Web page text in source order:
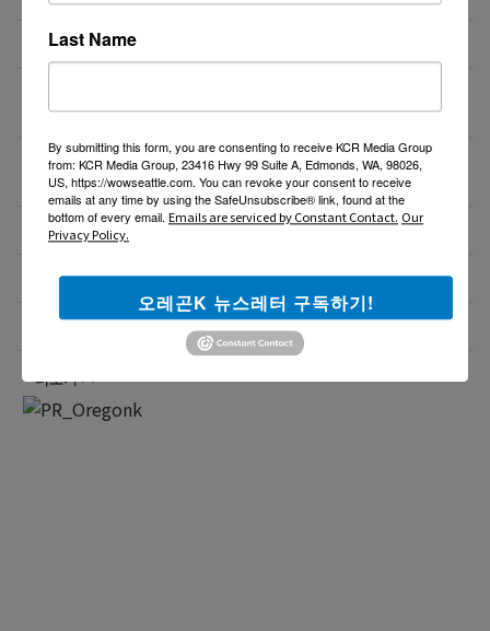
비즈니스 웹사이트 제작 프로모션 ($300부터~)
장하세요
[8월 무료] 공대 교수가 설명하는 AP Physics1 물리
온라인 강의
08/01/26
미국 전역 한국식 바닥난방 시공 차콜온돌 08/01/26
비즈니스 웹사이트 제작 프로모션 ($300부터~) 08/01/26
4050 해외 한인 소통방 입니다. 08/01/26
더보기 >>
Last Name
By submitting this form, you are consenting to receive KCR Media Group
from: KCR Media Group, 23416 Hwy 99 Suite A, Edmonds, WA, 98026,
US, https://wowseattle.com. You can revoke your consent to receive
emails at any time by using the SafeUnsubscribe® link, found at the
bottom of every email. Emails are serviced by Constant Contact. Our
Privacy Policy.
오레곤K 뉴스레터 구독하기!